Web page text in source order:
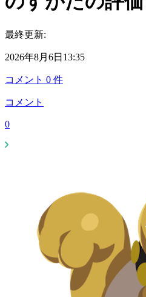
最終更新:
2026年8月6日13:35
コメント 0 件
コメント
0